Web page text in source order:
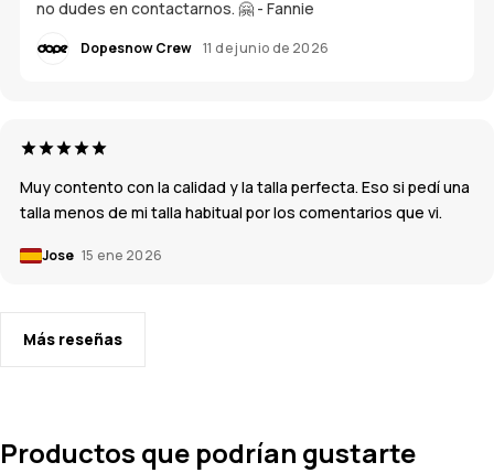
no dudes en contactarnos. 🤗 - Fannie
Dopesnow Crew 11 de junio de 2026
Muy contento con la calidad y la talla perfecta. Eso si pedí una
talla menos de mi talla habitual por los comentarios que vi.
Jose 15 ene 2026
Más reseñas
Productos que podrían gustarte